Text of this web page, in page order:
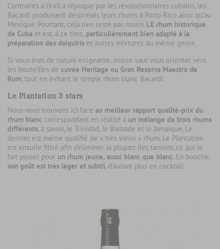
Contraints à l’exil à l’époque par les révolutionnaires cubains, les
Bacardi produisent désormais leurs rhums à Porto Rico ainsi qu’au
Mexique. Pourtant, cela n’en reste pas moins LE rhum historique
de Cuba et est, à ce titre, particulièrement bien adapté à la
préparation des daiquiris et autres mixtures du même genre.
Si vous êtes de nature exigeante, mieux vaut vous orienter vers
les bouteilles de cuvée Heritage ou Gran Reserva Maestro de
Rum, tout en évitant le simple rhum blanc Bacardi.
Le Plantation 3 stars
Nous nous trouvons ici face au meilleur rapport qualité-prix du
rhum blanc correspondant en réalité à un mélange de trois rhums
différents, à savoir, le Trinidad, le Barbade et le Jamaïque. Le
dernier est même qualifié de « très vieux » rhum. Le Plantation
est ensuite filtré afin d’éliminer la plupart des tannins, ce qui le
fait passer pour un rhum jeune, aussi blanc que blanc. En bouche,
son goût est très léger et subtil, d’autant plus en cocktail.